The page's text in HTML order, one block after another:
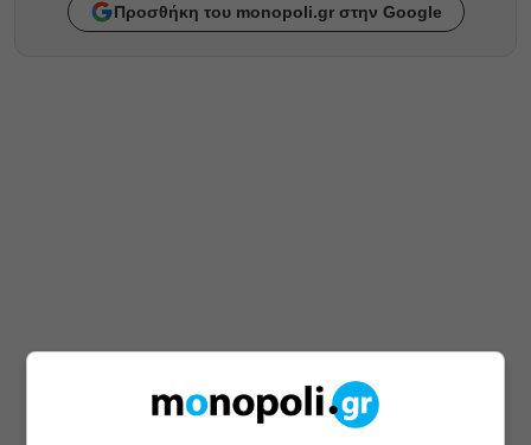
Προσθήκη του monopoli.gr στην Google